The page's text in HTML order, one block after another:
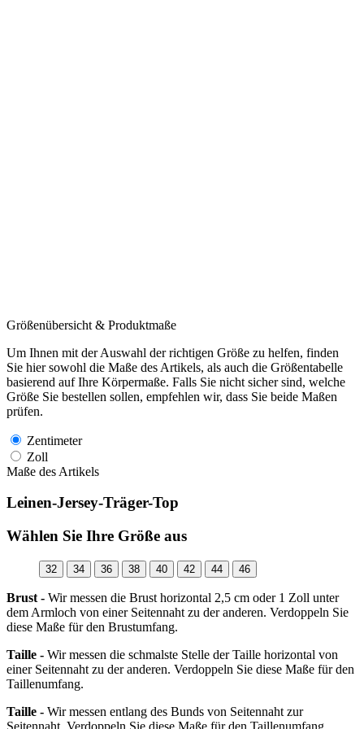
Größenübersicht & Produktmaße
Um Ihnen mit der Auswahl der richtigen Größe zu helfen, finden
Sie hier sowohl die Maße des Artikels, als auch die Größentabelle
basierend auf Ihre Körpermaße. Falls Sie nicht sicher sind, welche
Größe Sie bestellen sollen, empfehlen wir, dass Sie beide Maßen
prüfen.
Zentimeter
Zoll
Maße des Artikels
Leinen-Jersey-Träger-Top
Wählen Sie Ihre Größe aus
32 34 36 38 40 42 44 46
Brust - Wir messen die Brust horizontal 2,5 cm oder 1 Zoll unter
dem Armloch von einer Seitennaht zu der anderen. Verdoppeln Sie
diese Maße für den Brustumfang.
Taille - Wir messen die schmalste Stelle der Taille horizontal von
einer Seitennaht zu der anderen. Verdoppeln Sie diese Maße für den
Taillenumfang.
Taille - Wir messen entlang des Bunds von Seitennaht zur
Seitennaht. Verdoppeln Sie diese Maße für den Taillenumfang.